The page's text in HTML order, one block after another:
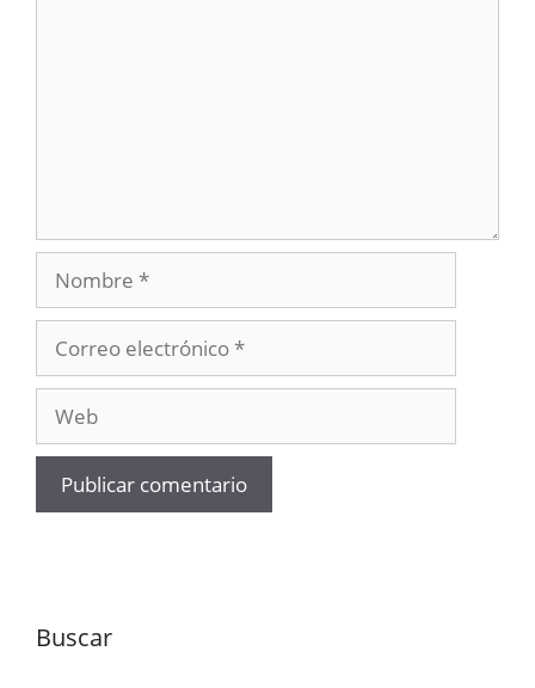
Nombre
electrónico
Buscar